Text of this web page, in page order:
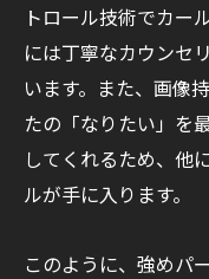
トロール技術でカー
には丁寧なカウンセ
います。また、画像
たの「なりたい」を
してくれるため、他
ルが手に入ります。
このように、強めパ